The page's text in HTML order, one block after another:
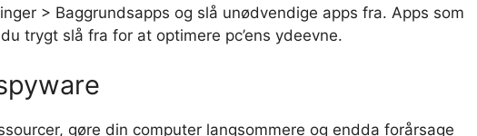
> Baggrundsapps og slå unødvendige apps fra. Apps som
trygt slå fra for at optimere pc’ens ydeevne.
gøre din computer langsommere og endda forårsage